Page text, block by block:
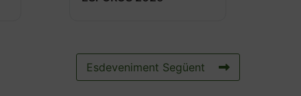
Esdeveniment Següent